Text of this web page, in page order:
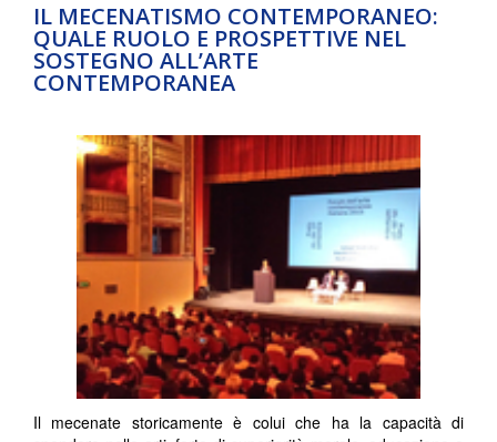
IL MECENATISMO CONTEMPORANEO:
QUALE RUOLO E PROSPETTIVE NEL
SOSTEGNO ALL’ARTE
CONTEMPORANEA
Il mecenate storicamente è colui che ha la capacità di